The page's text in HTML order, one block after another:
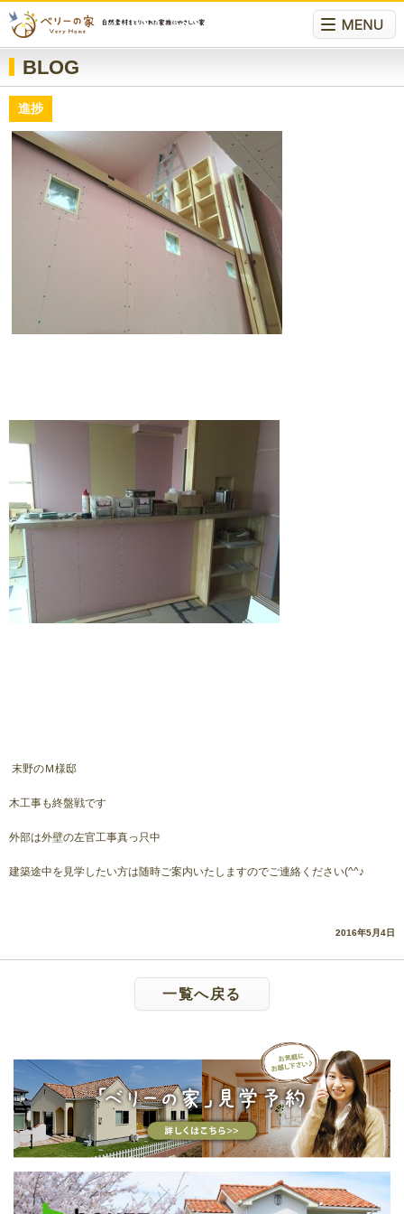
BLOG
進捗
末野のＭ様邸
木工事も終盤戦です
外部は外壁の左官工事真っ只中
建築途中を見学したい方は随時ご案内いたしますのでご連絡ください(^^♪
2016年5月4日
一覧へ戻る